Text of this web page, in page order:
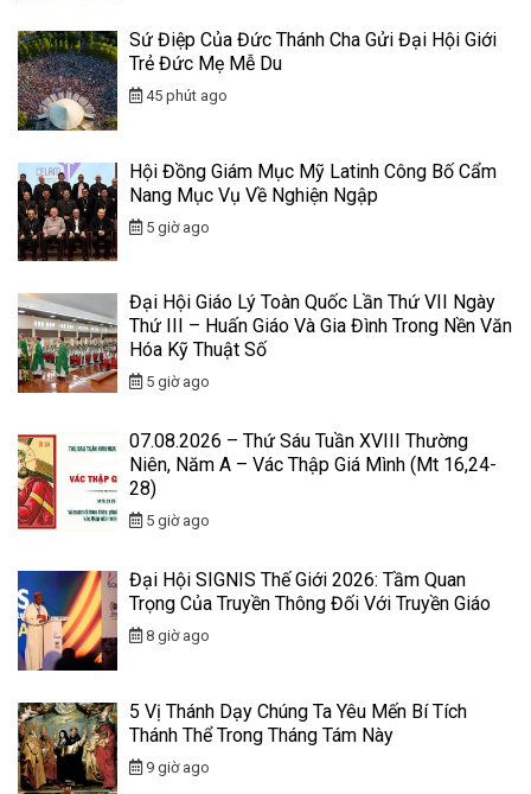
Sứ Điệp Của Đức Thánh Cha Gửi Đại Hội Giới
Trẻ Đức Mẹ Mễ Du
45 phút ago
Hội Đồng Giám Mục Mỹ Latinh Công Bố Cẩm
Nang Mục Vụ Về Nghiện Ngập
5 giờ ago
Đại Hội Giáo Lý Toàn Quốc Lần Thứ VII Ngày
Thứ III – Huấn Giáo Và Gia Đình Trong Nền Văn
Hóa Kỹ Thuật Số
5 giờ ago
07.08.2026 – Thứ Sáu Tuần XVIII Thường
Niên, Năm A – Vác Thập Giá Mình (Mt 16,24-
28)
5 giờ ago
Đại Hội SIGNIS Thế Giới 2026: Tầm Quan
Trọng Của Truyền Thông Đối Với Truyền Giáo
8 giờ ago
5 Vị Thánh Dạy Chúng Ta Yêu Mến Bí Tích
Thánh Thể Trong Tháng Tám Này
9 giờ ago